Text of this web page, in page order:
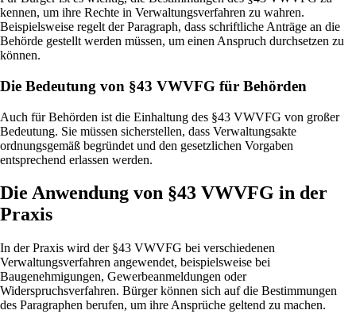
kennen, um ihre Rechte in Verwaltungsverfahren zu wahren.
Beispielsweise regelt der Paragraph, dass schriftliche Anträge an die
Behörde gestellt werden müssen, um einen Anspruch durchsetzen zu
können.
Die Bedeutung von §43 VWVFG für Behörden
Auch für Behörden ist die Einhaltung des §43 VWVFG von großer
Bedeutung. Sie müssen sicherstellen, dass Verwaltungsakte
ordnungsgemäß begründet und den gesetzlichen Vorgaben
entsprechend erlassen werden.
Die Anwendung von §43 VWVFG in der
Praxis
In der Praxis wird der §43 VWVFG bei verschiedenen
Verwaltungsverfahren angewendet, beispielsweise bei
Baugenehmigungen, Gewerbeanmeldungen oder
Widerspruchsverfahren. Bürger können sich auf die Bestimmungen
des Paragraphen berufen, um ihre Ansprüche geltend zu machen.